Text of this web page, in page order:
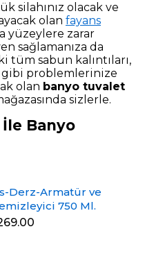
silahınız olacak ve
olan fayans
yüzeylere zarar
sağlamanıza da
tüm sabun kalıntıları,
problemlerinize
olan banyo tuvalet
sizlerle.
İle Banyo
Derz-Armatür ve
750 Ml.